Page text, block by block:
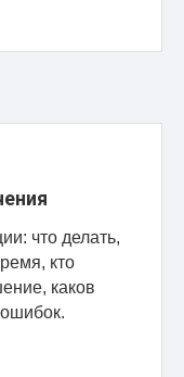
что делать,
кто
каков